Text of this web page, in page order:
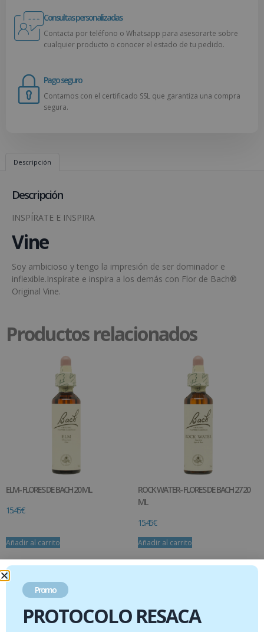
Consultas personalizadas
Contacta por teléfono o Whatsapp para asesorarte sobre
cualquier producto o conocer el estado de tu pedido.
Pago seguro
Contamos con el certificado SSL que garantiza una compra
segura.
Descripción
Descripción
INSPÍRATE E INSPIRA
Vine
Soy ambicioso y tengo la impresión de ser dominador e
inflexible.Inspírate e inspira a los demás con Flor de Bach®
Original Vine.
Productos relacionados
ELM- FLORES DE BACH 20 ML
15.45€
Añadir al carrito
ROCK WATER- FLORES DE BACH 27 20
ML
15.45€
Añadir al carrito
Promo
PROTOCOLO RESACA